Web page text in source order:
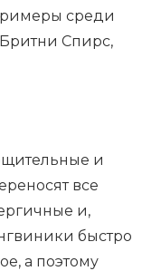
среди
Спирс,
и
все
и,
быстро
а поэтому